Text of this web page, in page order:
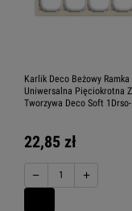
Karlik Deco Beżowy Ramka
Uniwersalna Pięciokrotna Z
Tworzywa Deco Soft
22,85 zł
− +